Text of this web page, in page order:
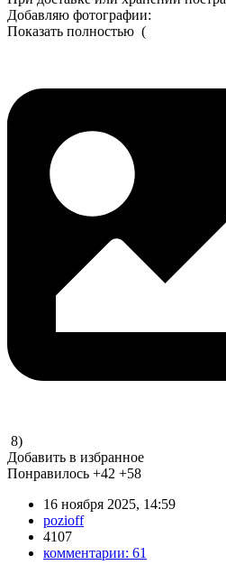
Добавляю фотографии:
Показать полностью (
8)
Добавить в избранное
Понравилось +42 +58
16 ноября 2025, 14:59
pozioff
4107
комментарии: 61